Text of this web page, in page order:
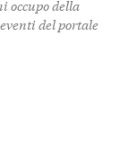
occupo della
del portale